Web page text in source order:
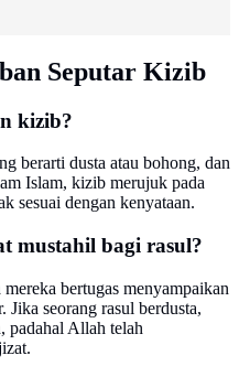
Seputar Kizib
kizib?
berarti dusta atau bohong, dan
Islam, kizib merujuk pada
sesuai dengan kenyataan.
mustahil bagi rasul?
bertugas menyampaikan
seorang rasul berdusta,
padahal Allah telah